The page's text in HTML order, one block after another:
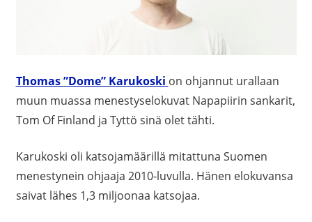
Thomas ”Dome” Karukoski on ohjannut urallaan
muun muassa menestyselokuvat Napapiirin sankarit,
Tom Of Finland ja Tyttö sinä olet tähti.
Karukoski oli katsojamäärillä mitattuna Suomen
menestynein ohjaaja 2010-luvulla. Hänen elokuvansa
saivat lähes 1,3 miljoonaa katsojaa.